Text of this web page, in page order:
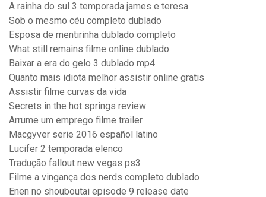
A rainha do sul 3 temporada james e teresa
Sob o mesmo céu completo dublado
Esposa de mentirinha dublado completo
What still remains filme online dublado
Baixar a era do gelo 3 dublado mp4
Quanto mais idiota melhor assistir online gratis
Assistir filme curvas da vida
Secrets in the hot springs review
Arrume um emprego filme trailer
Macgyver serie 2016 español latino
Lucifer 2 temporada elenco
Tradução fallout new vegas ps3
Filme a vingança dos nerds completo dublado
Enen no shouboutai episode 9 release date